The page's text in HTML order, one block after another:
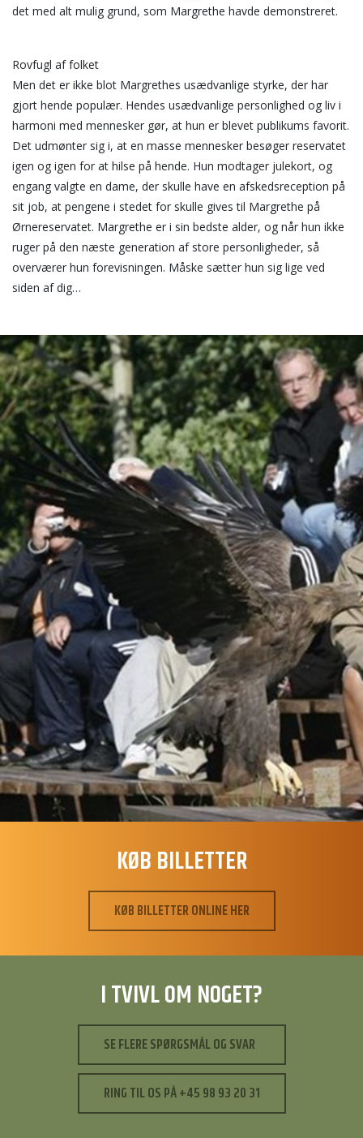
det med alt mulig grund, som Margrethe havde demonstreret.
Rovfugl af folket
Men det er ikke blot Margrethes usædvanlige styrke, der har
gjort hende populær. Hendes usædvanlige personlighed og liv i
harmoni med mennesker gør, at hun er blevet publikums favorit.
Det udmønter sig i, at en masse mennesker besøger reservatet
igen og igen for at hilse på hende. Hun modtager julekort, og
engang valgte en dame, der skulle have en afskedsreception på
sit job, at pengene i stedet for skulle gives til Margrethe på
Ørnereservatet. Margrethe er i sin bedste alder, og når hun ikke
ruger på den næste generation af store personligheder, så
overværer hun forevisningen. Måske sætter hun sig lige ved
siden af dig…
KØB BILLETTER
KØB BILLETTER ONLINE HER
I TVIVL OM NOGET?
SE FLERE SPØRGSMÅL OG SVAR
RING TIL OS PÅ +45 98 93 20 31